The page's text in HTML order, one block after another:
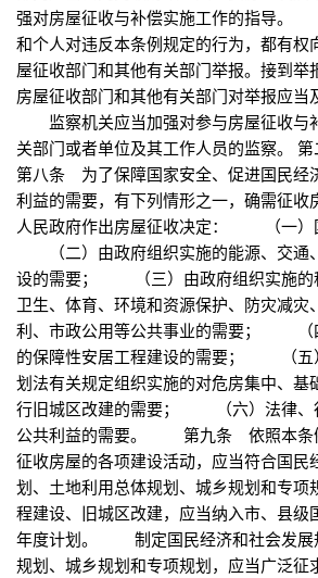
强对房屋征收与补偿实施工作的指导
和个人对违反本条例规定的行为，都有权
屋征收部门和其他有关部门举报。接到举
房屋征收部门和其他有关部门对举报应当
监察机关应当加强对参与房屋征收与
关部门或者单位及其工作人员的监察
第八条 为了保障国家安全、促进国民经
利益的需要，有下列情形之一，确需征收
人民政府作出房屋征收决定： （一）
（二）由政府组织实施的能源、交通
设的需要； （三）由政府组织实施的
卫生、体育、环境和资源保护、防灾减灾
利、市政公用等公共事业的需要； （
的保障性安居工程建设的需要； （五
划法有关规定组织实施的对危房集中、基
行旧城区改建的需要； （六）法律、
公共利益的需要。 第九条 依照本条
征收房屋的各项建设活动，应当符合国民
划、土地利用总体规划、城乡规划和专项
程建设、旧城区改建，应当纳入市、县级
年度计划。 制定国民经济和社会发展
规划、城乡规划和专项规划，应当广泛征